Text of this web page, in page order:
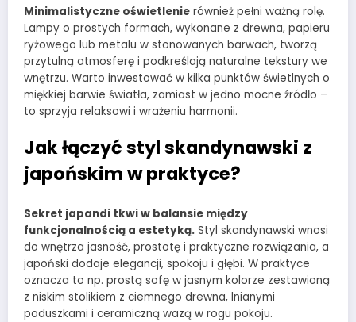
Minimalistyczne oświetlenie również pełni ważną rolę.
Lampy o prostych formach, wykonane z drewna, papieru
ryżowego lub metalu w stonowanych barwach, tworzą
przytulną atmosferę i podkreślają naturalne tekstury we
wnętrzu. Warto inwestować w kilka punktów świetlnych o
miękkiej barwie światła, zamiast w jedno mocne źródło –
to sprzyja relaksowi i wrażeniu harmonii.
Jak łączyć styl skandynawski z
japońskim w praktyce?
Sekret japandi tkwi w balansie między
funkcjonalnością a estetyką. Styl skandynawski wnosi
do wnętrza jasność, prostotę i praktyczne rozwiązania, a
japoński dodaje elegancji, spokoju i głębi. W praktyce
oznacza to np. prostą sofę w jasnym kolorze zestawioną
z niskim stolikiem z ciemnego drewna, lnianymi
poduszkami i ceramiczną wazą w rogu pokoju.